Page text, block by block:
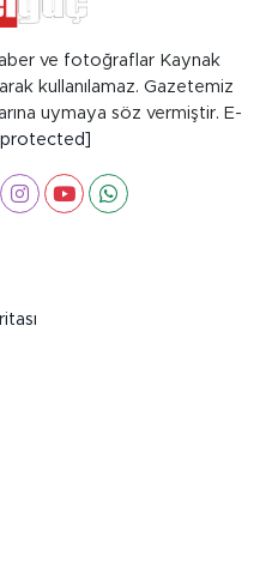
ve fotoğraflar Kaynak
kullanılamaz. Gazetemiz
uymaya söz vermiştir. E-
protected]